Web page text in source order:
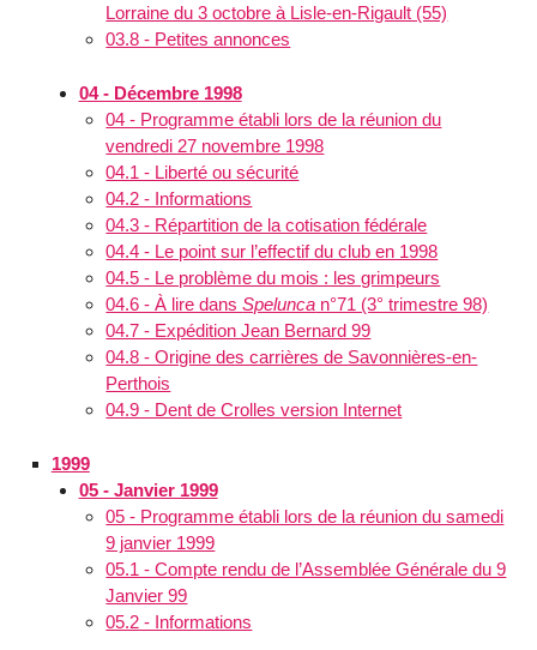
Lorraine du 3 octobre à Lisle-en-Rigault (55)
03.8 - Petites annonces
04 - Décembre 1998
04 - Programme établi lors de la réunion du
vendredi 27 novembre 1998
04.1 - Liberté ou sécurité
04.2 - Informations
04.3 - Répartition de la cotisation fédérale
04.4 - Le point sur l’effectif du club en 1998
04.5 - Le problème du mois : les grimpeurs
04.6 - À lire dansSpelunca n°71 (3° trimestre 98)
04.7 - Expédition Jean Bernard 99
04.8 - Origine des carrières de Savonnières-en-
Perthois
04.9 - Dent de Crolles version Internet
1999
05 - Janvier 1999
05 - Programme établi lors de la réunion du samedi
9 janvier 1999
05.1 - Compte rendu de l’Assemblée Générale du 9
Janvier 99
05.2 - Informations